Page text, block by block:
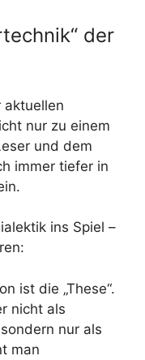
der
aktuellen
nur zu einem
und dem
immer tiefer in
ins Spiel –
ist die „These“.
nicht als
nur als
man